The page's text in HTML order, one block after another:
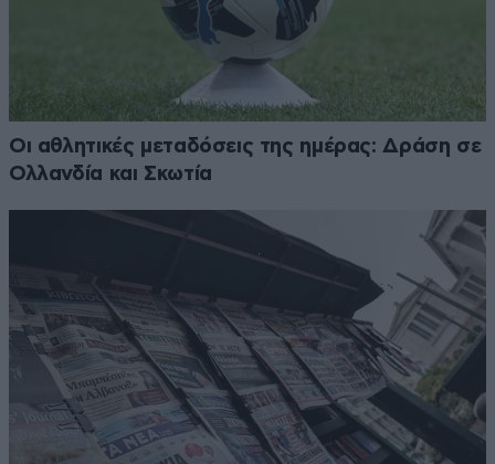
Οι αθλητικές μεταδόσεις της ημέρας: Δράση σε
Ολλανδία και Σκωτία